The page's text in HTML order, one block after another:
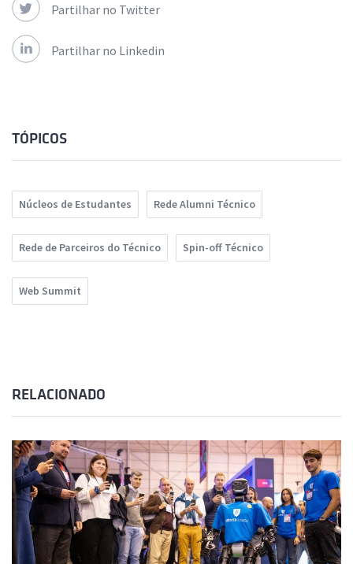
Partilhar no Twitter
Partilhar no Linkedin
TÓPICOS
Núcleos de Estudantes Rede Alumni Técnico
Rede de Parceiros do Técnico Spin-off Técnico
Web Summit
RELACIONADO